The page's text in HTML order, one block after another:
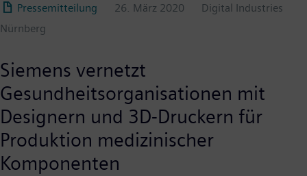
Pressemitteilung
26. März 2020
Digital Industries
Nürnberg
Siemens vernetzt
Gesundheitsorganisationen mit
Designern und 3D-Druckern für
Produktion medizinischer
Komponenten